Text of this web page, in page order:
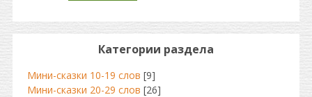
Категории раздела
Мини-сказки 10-19 слов [9]
Мини-сказки 20-29 слов [26]